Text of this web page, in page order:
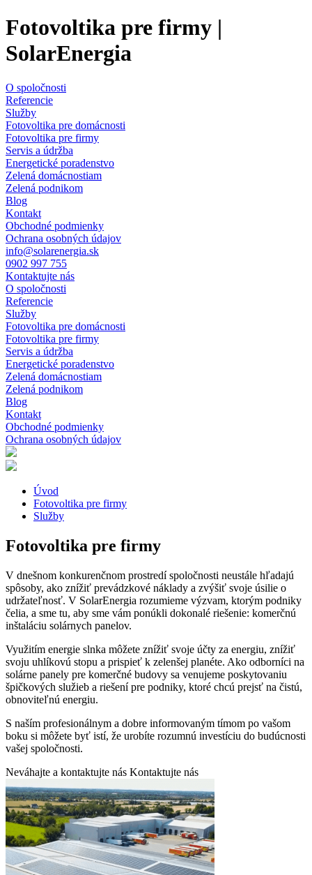
Fotovoltika pre firmy |
SolarEnergia
O spoločnosti
Referencie
Služby
Fotovoltika pre domácnosti
Fotovoltika pre firmy
Servis a údržba
Energetické poradenstvo
Zelená domácnostiam
Zelená podnikom
Blog
Kontakt
Obchodné podmienky
Ochrana osobných údajov
info@solarenergia.sk
0902 997 755
Kontaktujte nás
O spoločnosti
Referencie
Služby
Fotovoltika pre domácnosti
Fotovoltika pre firmy
Servis a údržba
Energetické poradenstvo
Zelená domácnostiam
Zelená podnikom
Blog
Kontakt
Obchodné podmienky
Ochrana osobných údajov
Úvod
Fotovoltika pre firmy
Služby
Fotovoltika pre firmy
V dnešnom konkurenčnom prostredí spoločnosti neustále hľadajú
spôsoby, ako znížiť prevádzkové náklady a zvýšiť svoje úsilie o
udržateľnosť. V SolarEnergia rozumieme výzvam, ktorým podniky
čelia, a sme tu, aby sme vám ponúkli dokonalé riešenie: komerčnú
inštaláciu solárnych panelov.
Využitím energie slnka môžete znížiť svoje účty za energiu, znížiť
svoju uhlíkovú stopu a prispieť k zelenšej planéte. Ako odborníci na
solárne panely pre komerčné budovy sa venujeme poskytovaniu
špičkových služieb a riešení pre podniky, ktoré chcú prejsť na čistú,
obnoviteľnú energiu.
S naším profesionálnym a dobre informovaným tímom po vašom
boku si môžete byť istí, že urobíte rozumnú investíciu do budúcnosti
vašej spoločnosti.
Neváhajte a kontaktujte nás Kontaktujte nás